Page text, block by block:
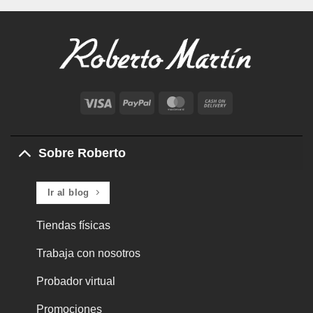
Visa PayPal MasterCard
Delivery
Sobre Roberto
Ir al blog
Tiendas físicas
Trabaja con nosotros
Probador virtual
Promociones